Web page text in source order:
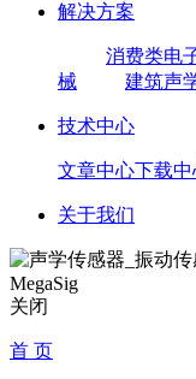
解决方案
消费类电
械
建筑声
技术中心
文章中心下载中
关于我们
关闭
首 页